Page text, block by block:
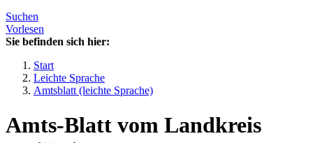
Suchen
Vorlesen
Sie befinden sich hier:
Start
Leichte Sprache
Amtsblatt (leichte Sprache)
Amts-Blatt vom Landkreis